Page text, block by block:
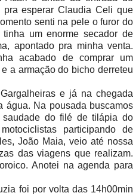
esperar Claudia Celi que
senti na pele o furor do
um enorme secador de
apontado pra minha venta.
acabado de comprar um
a armação do bicho derreteu
e já na chegada
água. Na pousada buscamos
do filé de tilápia do
participando de
João Maia, veio até nossa
das viagens que realizam.
Anotei na agenda para
foi por volta das 14h00min